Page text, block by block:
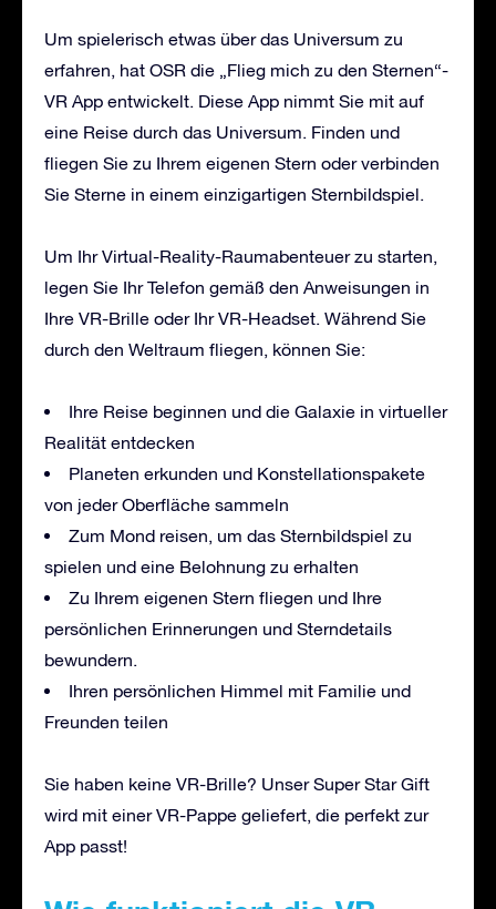
Um spielerisch etwas über das Universum zu
erfahren, hat OSR die „Flieg mich zu den Sternen“-
VR App entwickelt. Diese App nimmt Sie mit auf
eine Reise durch das Universum. Finden und
fliegen Sie zu Ihrem eigenen Stern oder verbinden
Sie Sterne in einem einzigartigen Sternbildspiel.
Um Ihr Virtual-Reality-Raumabenteuer zu starten,
legen Sie Ihr Telefon gemäß den Anweisungen in
Ihre VR-Brille oder Ihr VR-Headset. Während Sie
durch den Weltraum fliegen, können Sie:
Ihre Reise beginnen und die Galaxie in virtueller
Realität entdecken
Planeten erkunden und Konstellationspakete
von jeder Oberfläche sammeln
Zum Mond reisen, um das Sternbildspiel zu
spielen und eine Belohnung zu erhalten
Zu Ihrem eigenen Stern fliegen und Ihre
persönlichen Erinnerungen und Sterndetails
bewundern.
Ihren persönlichen Himmel mit Familie und
Freunden teilen
Sie haben keine VR-Brille? Unser Super Star Gift
wird mit einer VR-Pappe geliefert, die perfekt zur
App passt!